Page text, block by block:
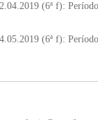
(6ª f):
(6ª f):